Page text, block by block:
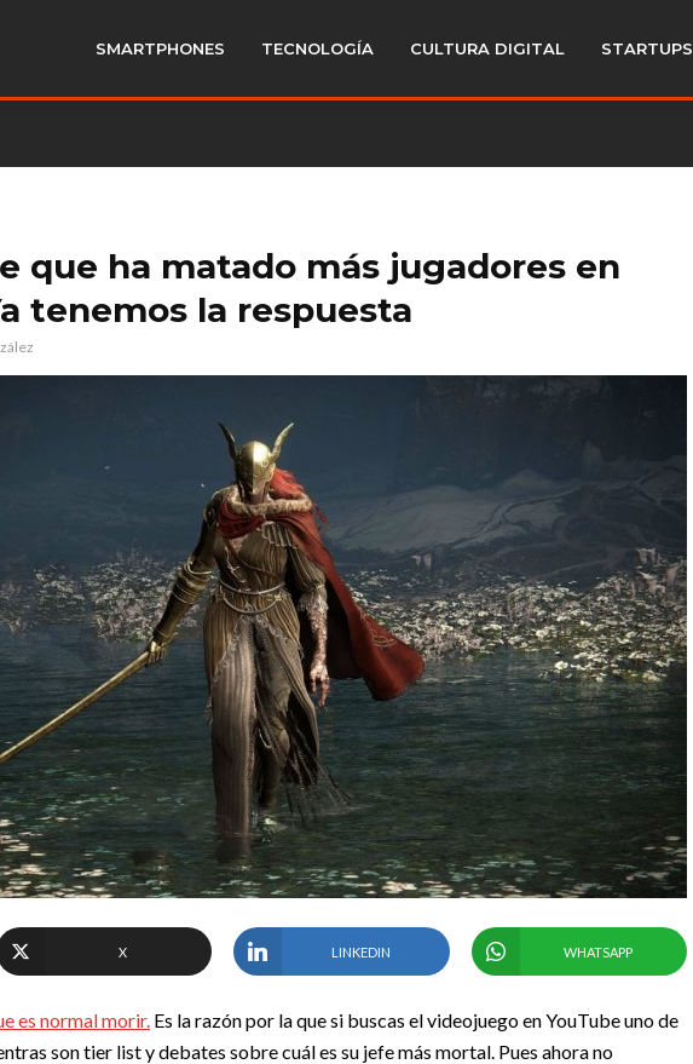
SMARTPHONES TECNOLOGÍA CULTURA DIGITAL STARTUPS
que ha matado más jugadores en
tenemos la respuesta
X LINKEDIN WHATSAPP
es normal morir. Es la razón por la que si buscas el videojuego en YouTube uno de
son tier list y debates sobre cuál es su jefe más mortal. Pues ahora no